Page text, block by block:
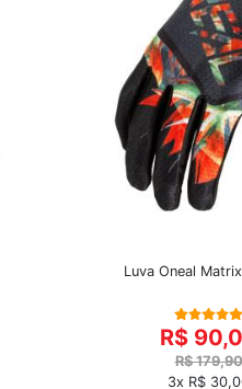
Luva Oneal
R$
R$ 179,90
3x R$